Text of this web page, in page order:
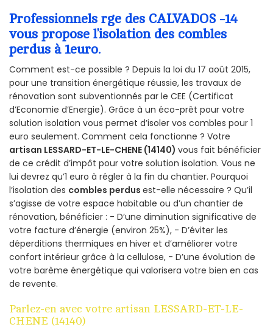
Professionnels rge des CALVADOS -14
vous propose l’isolation des combles
perdus à 1euro.
Comment est-ce possible ? Depuis la loi du 17 août 2015,
pour une transition énergétique réussie, les travaux de
rénovation sont subventionnés par le CEE (Certificat
d’Economie d’Energie). Grâce à un éco-prêt pour votre
solution isolation vous permet d’isoler vos combles pour 1
euro seulement. Comment cela fonctionne ? Votre
artisan LESSARD-ET-LE-CHENE (14140) vous fait bénéficier
de ce crédit d’impôt pour votre solution isolation. Vous ne
lui devrez qu’1 euro à régler à la fin du chantier. Pourquoi
l’isolation des combles perdus est-elle nécessaire ? Qu’il
s’agisse de votre espace habitable ou d’un chantier de
rénovation, bénéficier : - D’une diminution significative de
votre facture d’énergie (environ 25%), - D’éviter les
déperditions thermiques en hiver et d’améliorer votre
confort intérieur grâce à la cellulose, - D’une évolution de
votre barème énergétique qui valorisera votre bien en cas
de revente.
Parlez-en avec votre artisan LESSARD-ET-LE-
CHENE (14140)